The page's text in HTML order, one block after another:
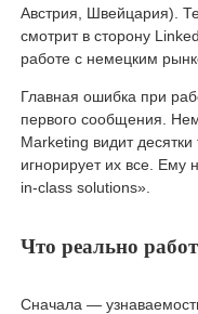
Австрия, Швейцария).
смотрит в сторону
работе с немецким
Главная ошибка при
первого сообщения.
Marketing видит
игнорирует их все.
in-class solutions».
Что реально
Сначала —